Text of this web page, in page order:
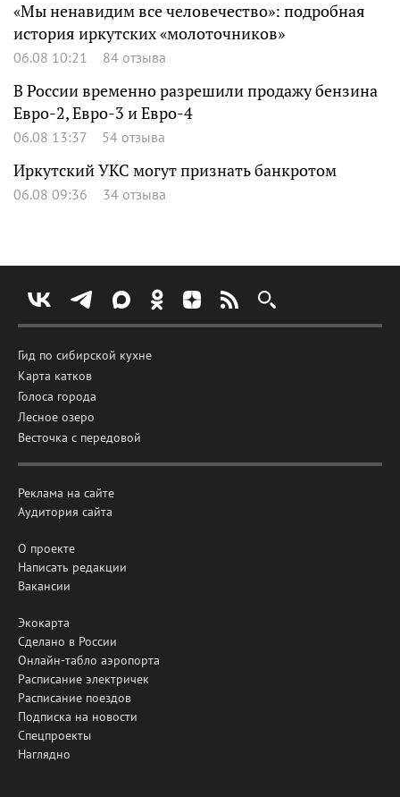
«Мы ненавидим все человечество»: подробная
история иркутских «молоточников»
06.08 10:21 84 отзыва
В России временно разрешили продажу бензина
Евро-2, Евро-3 и Евро-4
06.08 13:37 54 отзыва
Иркутский УКС могут признать банкротом
06.08 09:36 34 отзыва
Гид по сибирской кухне
Карта катков
Голоса города
Лесное озеро
Весточка с передовой
Реклама на сайте
Аудитория сайта
О проекте
Написать редакции
Вакансии
Экокарта
Сделано в России
Онлайн-табло аэропорта
Расписание электричек
Расписание поездов
Подписка на новости
Спецпроекты
Наглядно